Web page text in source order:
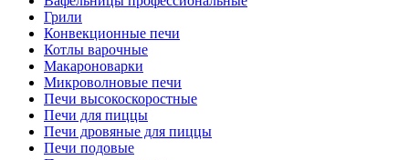
Грили
Конвекционные печи
Котлы варочные
Макароноварки
Микроволновые печи
Печи высокоскоростные
Печи для пиццы
Печи дровяные для пиццы
Печи подовые